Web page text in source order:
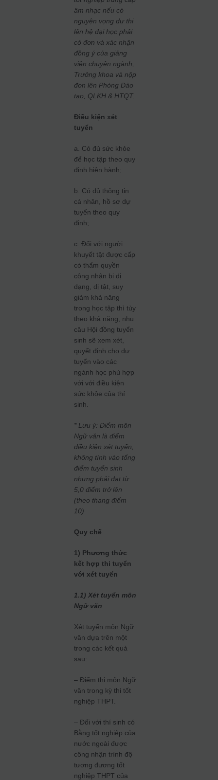
âm nhạc nếu có
nguyện vọng dự thi
lên hệ đại học phải
có đơn và xác nhận
đồng ý của giảng
viên chuyên ngành,
Trưởng khoa và nộp
đơn lên Phòng Đào
tạo, QLKH & HTQT.
Điều kiện xét
tuyển
a. Có đủ sức khỏe
để học tập theo quy
định hiện hành;
b. Có đủ thông tin
cá nhân, hồ sơ dự
tuyển theo quy
định;
c. Đối với người
khuyết tật được cấp
có thẩm quyền
công nhận bị dị
dạng, dị tật, suy
giảm khả năng
trong học tập thì tùy
theo khả năng, nhu
câu Hội đồng tuyển
sinh sẽ xem xét,
quyết định cho dự
tuyển vào các
ngành học phù hợp
với với điều kiện
sức khỏe của thí
sinh.
* Lưu ý: Điểm môn
Ngữ văn là điểm
điều kiện xét tuyển,
không tính vào tổng
điểm tuyển sinh
nhưng phải đạt từ
5,0 điểm trở lên
(theo thang điểm
10)
Quy chế
1) Phương thức
kết hợp thi tuyển
với xét tuyển
1.1) Xét tuyển môn
Ngữ văn
Xét tuyển môn Ngữ
văn dựa trên một
trong các kết quả
sau:
– Điểm thi môn Ngữ
văn trong kỳ thi tốt
nghiệp THPT.
– Đối với thí sinh có
Bằng tốt nghiệp của
nước ngoài được
công nhận trình độ
tương đương tốt
nghiệp THPT của